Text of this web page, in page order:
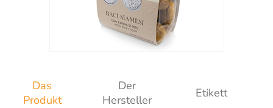
Das
Produkt
Der
Hersteller
Etikett